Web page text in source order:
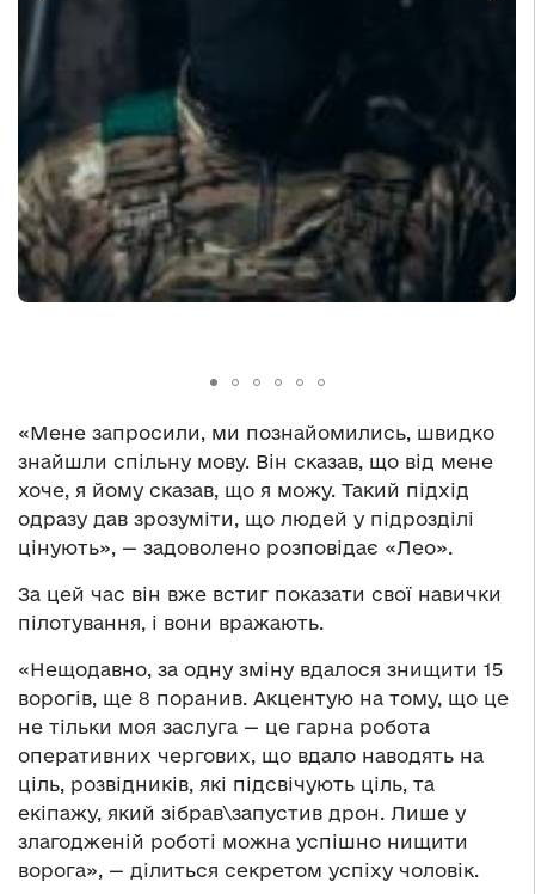
«Мене запросили, ми познайомились, швидко
знайшли спільну мову. Він сказав, що від мене
хоче, я йому сказав, що я можу. Такий підхід
одразу дав зрозуміти, що людей у підрозділі
цінують», — задоволено розповідає «Лео».
За цей час він вже встиг показати свої навички
пілотування, і вони вражають.
«Нещодавно, за одну зміну вдалося знищити 15
ворогів, ще 8 поранив. Акцентую на тому, що це
не тільки моя заслуга — це гарна робота
оперативних чергових, що вдало наводять на
ціль, розвідників, які підсвічують ціль, та
екіпажу, який зібрав\запустив дрон. Лише у
злагодженій роботі можна успішно нищити
ворога», — ділиться секретом успіху чоловік.